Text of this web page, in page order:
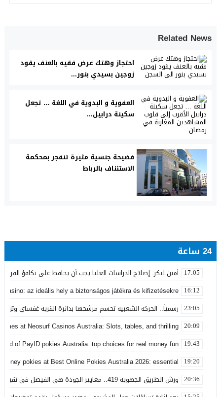
Related News
احتجاز وهتك عرض فقيه بالعنف يقود
زوجين بسيدي بنور...
العفوية و البدوية في اللغة … تجعل
سكينة درابيل...
فضيحة جنسية مثيرة تنفجر بمحكمة
الاستئناف بالرباط
24 ساعة
17:05 أمين ليكر: إصلاح الدراسات العليا يجب أن يحافظ على تكافؤ الفرص
16:12
Casino: az ideális hely a biztonságos játékra és kifizetésekre
23:05 رسمياً.. الحركة الشعبية تحسم مرشحها بدائرة القرية-غفساي
20:09
at Neosurf Casinos Australia: Slots, tables, and thrilling
19:43
of PayID pokies Australia: top choices for real money fun
19:20
pokies at Best Online Pokies Australia 2026: essential
20:36 ورش الطريق الجهوية 419.. معايير الجودة هي الفيصل في تقييم مشاريع البنية التحتية